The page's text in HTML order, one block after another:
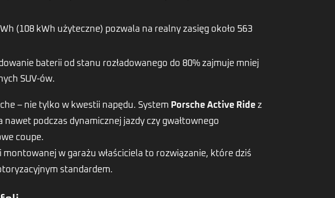
(108 kWh użyteczne) pozwala na realny zasięg około 563
baterii od stanu rozładowanego do 80% zajmuje mniej
SUV-ów.
– nie tylko w kwestii napędu. System Porsche Active Ride z
podczas dynamicznej jazdy czy gwałtownego
coupe.
w garażu właściciela to rozwiązanie, które dziś
standardem.